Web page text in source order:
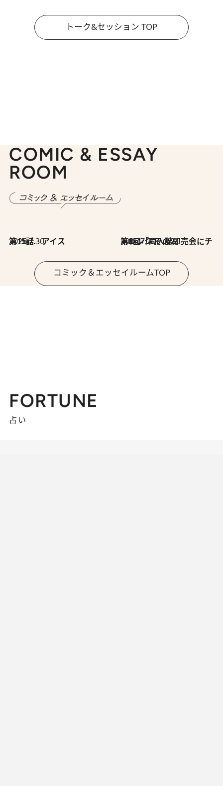
トーク&セッション TOP
COMIC & ESSAY
ROOM
2026.7.30
第15話 アイス 2026.7.30
第8回「同人誌即売会にチャレンジ その2」
コミック＆エッセイルームTOP
FORTUNE
占い